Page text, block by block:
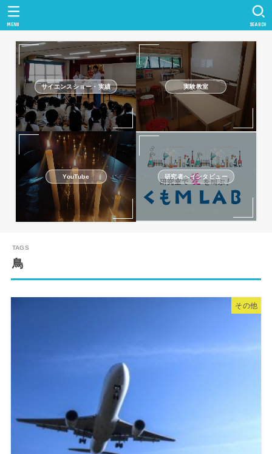
SEARCH
MENU
サイエンスショー・実績 実験教室
YouTube 研究者へインタビュー
鳥
その他